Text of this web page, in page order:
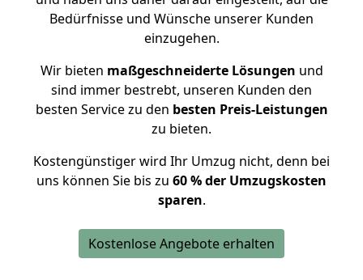
Bedürfnisse und Wünsche unserer Kunden
einzugehen.
Wir bieten maßgeschneiderte Lösungen und
sind immer bestrebt, unseren Kunden den
besten Service zu den besten Preis-Leistungen
zu bieten.
Kostengünstiger wird Ihr Umzug nicht, denn bei
uns können Sie bis zu 60 % der Umzugskosten
sparen.
Kostenlose Angebote erhalten